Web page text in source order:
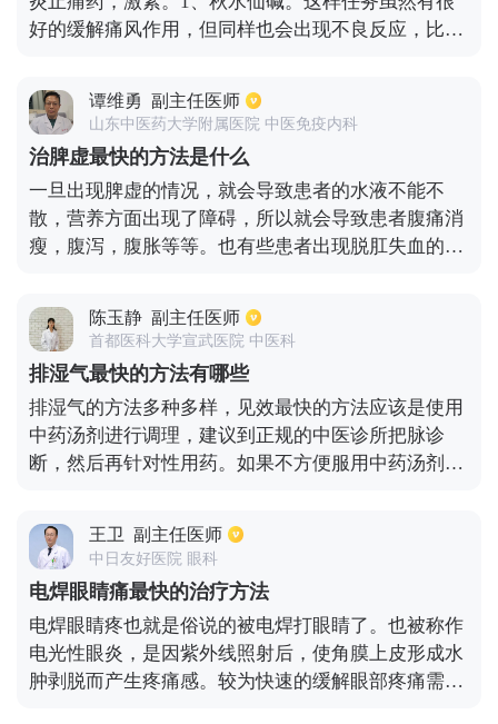
迅速按压虎口，起码可以缓解一半的疼痛感。
好的缓解痛风作用，但同样也会出现不良反应，比如
药物。3、激素。这种药物可以说是见效最快的激素
药物，但同样它的副作用也是极大的，所以最好只在
急性期使用。
谭维勇 副主任医师
山东中医药大学附属医院 中医免疫内科
治脾虚最快的方法是什么
一旦出现脾虚的情况，就会导致患者的水液不能不
散，营养方面出现了障碍，所以就会导致患者腹痛消
瘦，腹泻，腹胀等等。也有些患者出现脱肛失血的情
用香砂六君子、参苓白术散。如果患者有明显的水肿
情况，可以实脾饮。如若有出血的情况，最好服用生
脉饮合参附汤来同时治疗的。总之在治疗脾虚的时
候，一定要辩证才可以正确用药，没有最快的方法。
在辩证治疗的同时，最好还要多吃一点薏米。
陈玉静 副主任医师
首都医科大学宣武医院 中医科
排湿气最快的方法有哪些
排湿气的方法多种多样，见效最快的方法应该是使用
中药汤剂进行调理，建议到正规的中医诊所把脉诊
断，然后再针对性用药。如果不方便服用中药汤剂，
白术散、补中益气丸等，排湿气的功效都不错。此
外，还可以通过艾灸来排湿气，艾灸主要是针对阴陵
泉穴、三阴交穴、阳陵泉穴，每次艾灸的舌尖以半小
时为宜，隔日艾灸一次。如果出现口干舌燥的症状，
建议隔两日进行一次。
王卫 副主任医师
中日友好医院 眼科
电焊眼睛痛最快的治疗方法
电焊眼睛疼也就是俗说的被电焊打眼睛了。也被称作
电光性眼炎，是因紫外线照射后，使角膜上皮形成水
肿剥脱而产生疼痛感。较为快速的缓解眼部疼痛需要